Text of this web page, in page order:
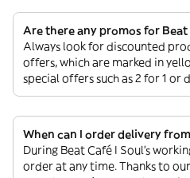
Are there any promos for Beat
Always look for discounted
offers, which are marked in
special offers such as 2 for 1 or
When can I order delivery
During Beat Café I Soul’s
order at any time. Thanks to